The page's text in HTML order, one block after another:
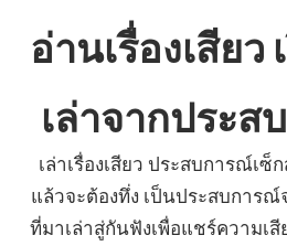
อ่านเรื่องเสียว
เล่าจากประส
เล่าเรื่องเสียว ประสบการณ์เซ็
แล้วจะต้องทึ่ง เป็นประสบการณ์
ที่มาเล่าสู่กันฟังเพื่อแชร์ความเ